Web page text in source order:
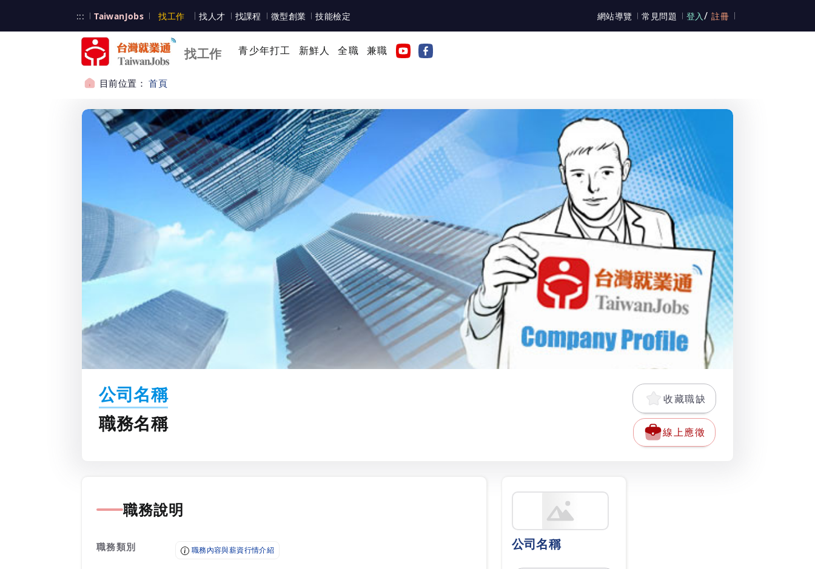
::: TaiwanJobs 台灣就業通
找工作 台灣就業通
找人才 找課程 微型創業 技能檢定 網站導覽 常見問題 登入 / 註冊
找工作 青少年打工 新鮮人 全職 兼職
目前位置：首頁
公司名稱
職務名稱
收藏職缺
線上應徵
職務說明
職務類別 職務內容與薪資行情介紹 公司名稱